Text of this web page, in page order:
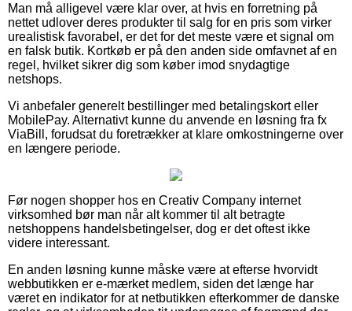
Man må alligevel være klar over, at hvis en forretning på
nettet udlover deres produkter til salg for en pris som virker
urealistisk favorabel, er det for det meste være et signal om
en falsk butik. Kortkøb er på den anden side omfavnet af en
regel, hvilket sikrer dig som køber imod snydagtige
netshops.
Vi anbefaler generelt bestillinger med betalingskort eller
MobilePay. Alternativt kunne du anvende en løsning fra fx
ViaBill, forudsat du foretrækker at klare omkostningerne over
en længere periode.
Før nogen shopper hos en Creativ Company internet
virksomhed bør man når alt kommer til alt betragte
netshoppens handelsbetingelser, dog er det oftest ikke
videre interessant.
En anden løsning kunne måske være at efterse hvorvidt
webbutikken er e-mærket medlem, siden det længe har
været en indikator for at netbutikken efterkommer de danske